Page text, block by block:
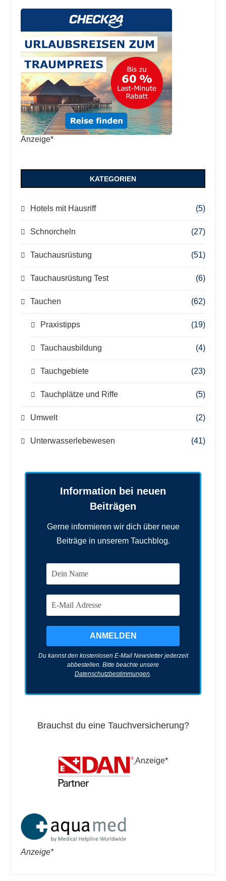
Anzeige*
KATEGORIEN
Hotels mit Hausriff (5)
Schnorcheln (27)
Tauchausrüstung (51)
Tauchausrüstung Test (6)
Tauchen (62)
Praxistipps (19)
Tauchausbildung (4)
Tauchgebiete (23)
Tauchplätze und Riffe (5)
Umwelt (2)
Unterwasserlebewesen (41)
Information bei neuen
Beiträgen
Gerne informieren wir dich über neue
Beiträge in unserem Tauchblog.
Du kannst den kostenlosen E-Mail Newsletter jederzeit
abbestellen. Bitte beachte unsere
Datenschutzbestimmungen
Brauchst du eine Tauchversicherung?
Anzeige*
Anzeige*